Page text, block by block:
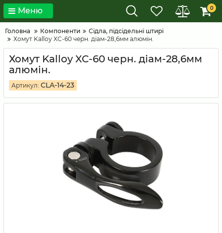
Меню 0
Головна Компоненти
Сідла, підсідельні штирі
Хомут Kalloy XC-60 черн. діам-28,6мм алюмін.
Хомут Kalloy XC-60 черн. діам-28,6мм
алюмін.
Артикул: CLA-14-23